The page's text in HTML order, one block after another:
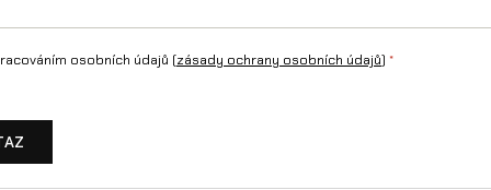
osobních údajů (zásady ochrany osobních údajů) *